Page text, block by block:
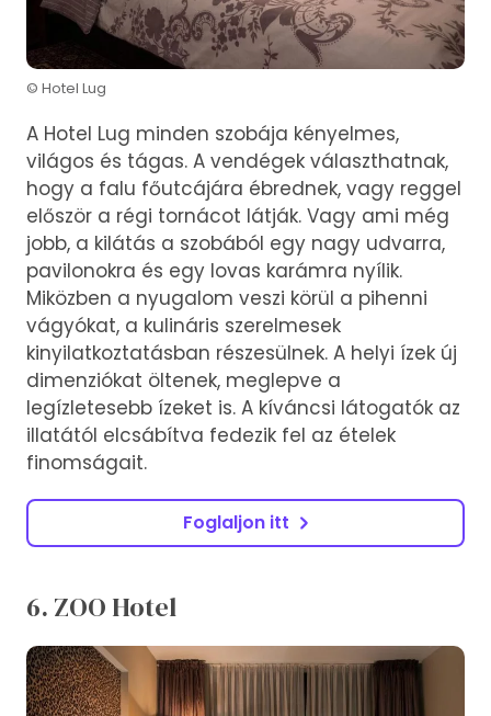
© Hotel Lug
A Hotel Lug minden szobája kényelmes,
világos és tágas. A vendégek választhatnak,
hogy a falu főutcájára ébrednek, vagy reggel
először a régi tornácot látják. Vagy ami még
jobb, a kilátás a szobából egy nagy udvarra,
pavilonokra és egy lovas karámra nyílik.
Miközben a nyugalom veszi körül a pihenni
vágyókat, a kulináris szerelmesek
kinyilatkoztatásban részesülnek. A helyi ízek új
dimenziókat öltenek, meglepve a
legízletesebb ízeket is. A kíváncsi látogatók az
illatától elcsábítva fedezik fel az ételek
finomságait.
Foglaljon itt
6. ZOO Hotel